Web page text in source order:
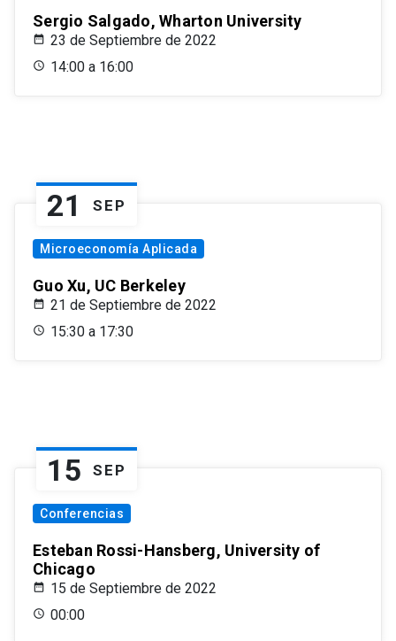
Sergio Salgado, Wharton University
23 de Septiembre de 2022
14:00 a 16:00
21 SEP
Microeconomía Aplicada
Guo Xu, UC Berkeley
21 de Septiembre de 2022
15:30 a 17:30
15 SEP
Conferencias
Esteban Rossi-Hansberg, University of
Chicago
15 de Septiembre de 2022
00:00